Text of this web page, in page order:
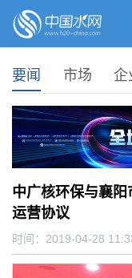
要闻 市场 企
中广核环保与襄
运营协议
时间：2019-04-28